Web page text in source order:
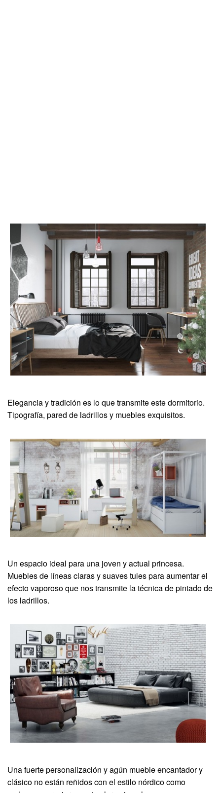
Elegancia y tradición es lo que transmite este dormitorio.
Tipografía, pared de ladrillos y muebles exquisitos.
Un espacio ideal para una joven y actual princesa.
Muebles de líneas claras y suaves tules para aumentar el
efecto vaporoso que nos transmite la técnica de pintado de
los ladrillos.
Una fuerte personalización y agún mueble encantador y
clásico no están reñidos con el estilo nórdico como